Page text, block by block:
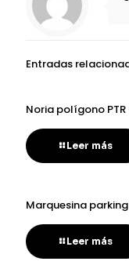
Entradas
Noria polígono
Leer más
Marquesina
Leer más